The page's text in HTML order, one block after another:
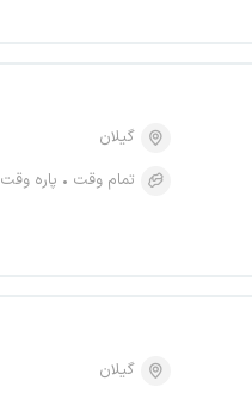
گیلان
تمام وقت
پاره وقت
گیلان